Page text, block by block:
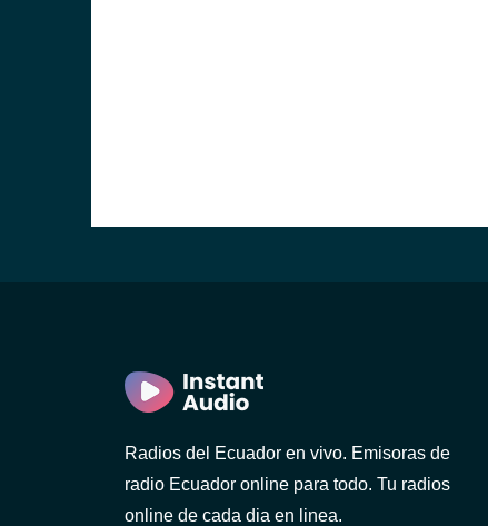
Radios del Ecuador en vivo. Emisoras de
radio Ecuador online para todo. Tu radios
online de cada dia en linea.